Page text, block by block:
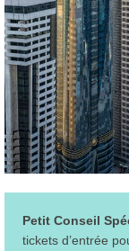
Petit Conseil
tickets d’entrée